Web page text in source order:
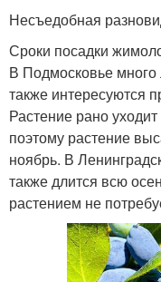
Несъедобная
Сроки посадки
В Подмосковье
также интересуются
Растение рано
поэтому растение
ноябрь. В
также длится всю
растением не